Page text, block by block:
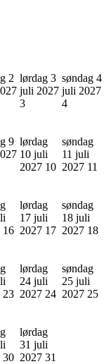
2 lørdag 3
juli 2027
3
søndag 4
juli 2027
4
9 lørdag
10 juli
2027 10
søndag
11 juli
2027 11
16
lørdag
17 juli
2027 17
søndag
18 juli
2027 18
23
lørdag
24 juli
2027 24
søndag
25 juli
2027 25
30
lørdag
31 juli
2027 31